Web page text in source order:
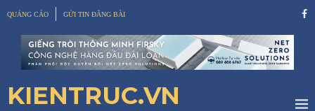
QUẢNG CÁO GỬI TIN ĐĂNG BÀI
KIENTRUC.VN